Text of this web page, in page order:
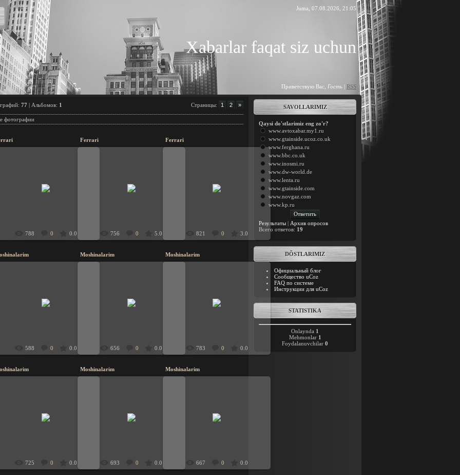
Juma, 07.08.2026, 21:05
Xabarlar faqat siz uchun
Приветствую Вас Гость | RSS
77 | Альбомов: 1 Страницы: 1 2 »
фотографии
788 0 0.0
Ferrari
756 0 5.0
Ferrari
821 0 3.0
588 0 0.0
Moshinalarim
656 0 0.0
Moshinalarim
783 0 0.0
725 0 0.0
Moshinalarim
693 0 0.0
Moshinalarim
667 0 0.0
SAVOLLARIMIZ
Qaysi do'stlarimiz eng zo'r?
www.avtoxabar.my1.ru
www.gtainside.ucoz.co.uk
www.ferghana.ru
www.bbc.co.uk
www.inosmi.ru
www.dw-world.de
www.lenta.ru
www.gtainside.com
www.novgaz.com
www.kp.ru
Результаты | Архив опросов
Всего ответов: 19
DÕSTLARIMIZ
Официальный блог
Сообщество uCoz
FAQ по системе
Инструкции для uCoz
STATISTIKA
Onlaynda 1
Mehmonlar 1
Foydalanuvchilar 0